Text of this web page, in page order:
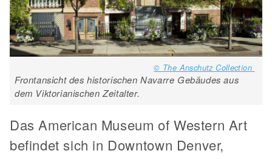
© The Anschutz Collection
Frontansicht des historischen Navarre Gebäudes aus
dem Viktorianischen Zeitalter.
Das American Museum of Western Art
befindet sich in Downtown Denver,